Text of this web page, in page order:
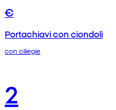
€
Portachiavi con ciondoli
con ciliegie
2